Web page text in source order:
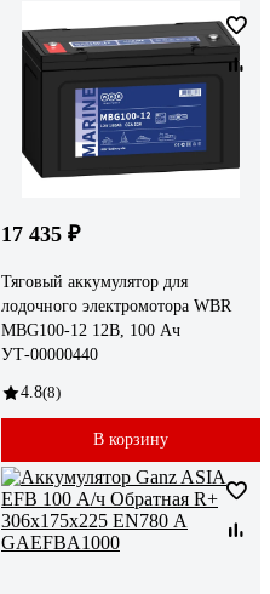
17 435 ₽
Тяговый аккумулятор для
лодочного электромотора WBR
MBG100-12 12В, 100 Ач
УТ-00000440
4.8(8)
В корзину